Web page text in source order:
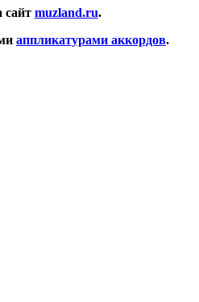
сайт muzland.ru.
аппликатурами аккордов.